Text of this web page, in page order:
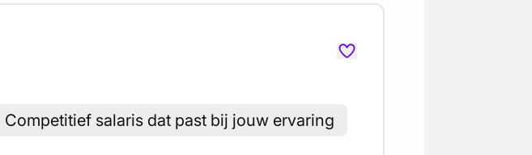
Competitief salaris dat past bij jouw ervaring